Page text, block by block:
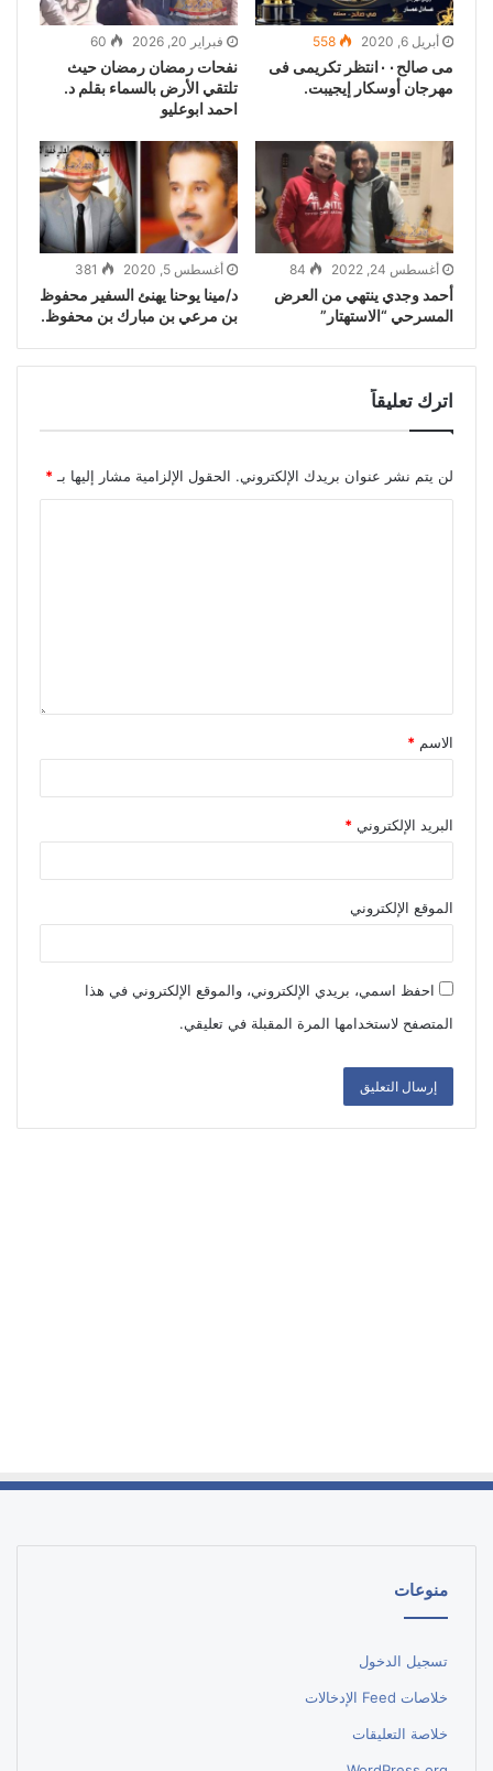
أبريل 6, 2020 558
مى صالح٠٠انتظر تكريمى فى
مهرجان أوسكار إيجيبت.
فبراير 20, 2026 60
نفحات رمضان رمضان حيث
تلتقي الأرض بالسماء بقلم د.
احمد ابوعليو
أغسطس 24, 2022 84
أحمد وجدي ينتهي من العرض
المسرحي “الاستهتار”
أغسطس 5, 2020 381
د/مينا يوحنا يهنئ السفير محفوظ
بن مرعي بن مبارك بن محفوظ.
اترك تعليقاً
لن يتم نشر عنوان بريدك الإلكتروني. الحقول الإلزامية مشار إليها بـ *
الاسم *
البريد الإلكتروني *
الموقع الإلكتروني
احفظ اسمي، بريدي الإلكتروني، والموقع الإلكتروني في هذا
المتصفح لاستخدامها المرة المقبلة في تعليقي.
منوعات
تسجيل الدخول
خلاصات Feed الإدخالات
خلاصة التعليقات